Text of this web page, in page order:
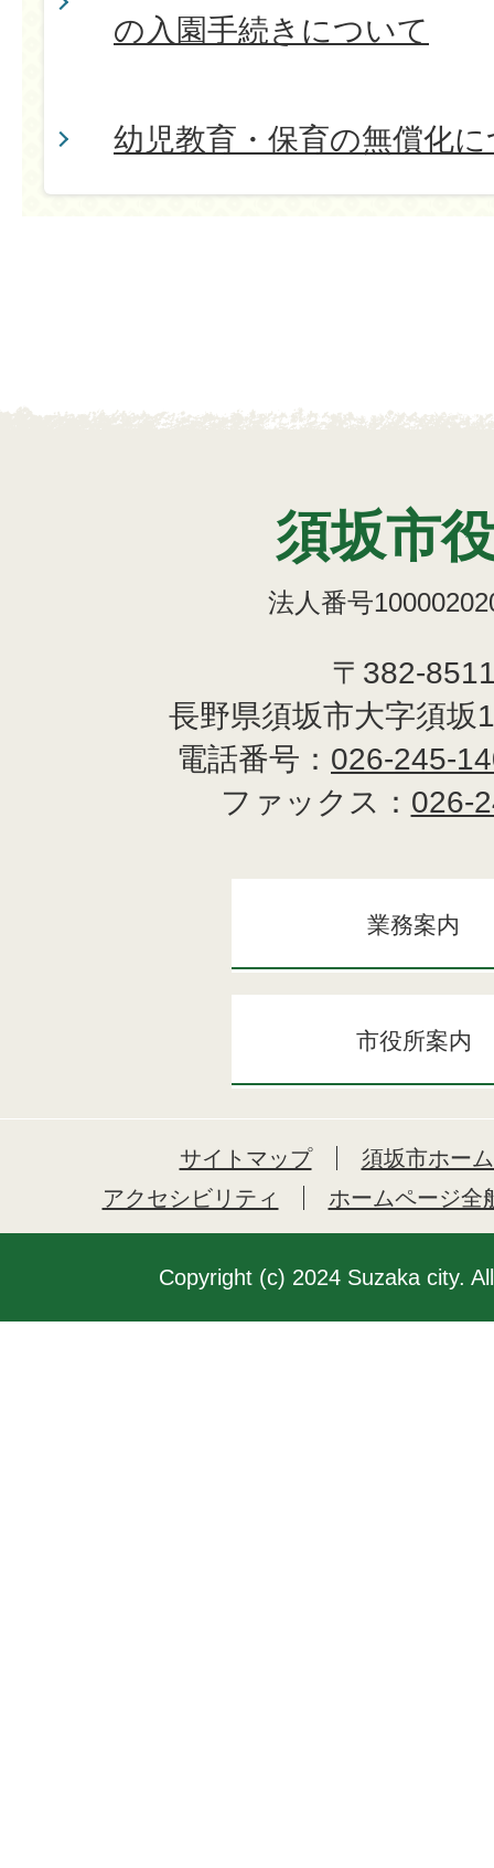
の入園手続きについて
幼児教育・保育の無償化
須坂市
法人番号
〒382-
長野県須坂市大字須坂
電話番号： 026-245-
ファックス： 026-
業務案内
市役所案内
サイトマップ
須坂市ホー
アクセシビリティ
ホームページ全
Copyright (c) 2024 Suzaka city.